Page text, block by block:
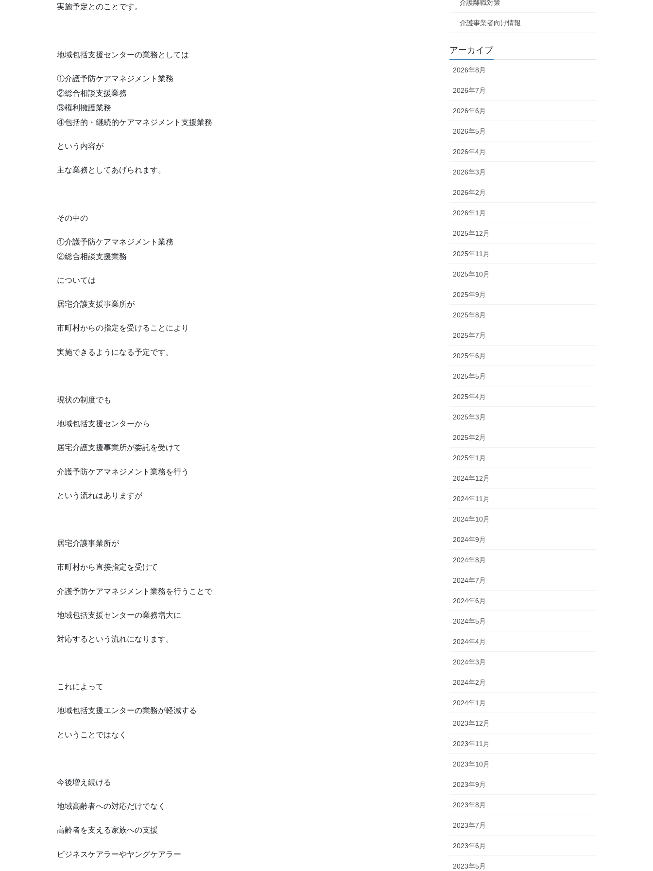
実施予定とのことです。
地域包括支援センターの業務としては
①介護予防ケアマネジメント業務
②総合相談支援業務
③権利擁護業務
④包括的・継続的ケアマネジメント支援業務
という内容が
主な業務としてあげられます。
その中の
①介護予防ケアマネジメント業務
②総合相談支援業務
については
居宅介護支援事業所が
市町村からの指定を受けることにより
実施できるようになる予定です。
現状の制度でも
地域包括支援センターから
居宅介護支援事業所が委託を受けて
介護予防ケアマネジメント業務を行う
という流れはありますが
居宅介護事業所が
市町村から直接指定を受けて
介護予防ケアマネジメント業務を行うことで
地域包括支援センターの業務増大に
対応するという流れになります。
これによって
地域包括支援エンターの業務が軽減する
ということではなく
今後増え続ける
地域高齢者への対応だけでなく
高齢者を支える家族への支援
ビジネスケアラーやヤングケアラー
介護離職対策
介護事業者向け情報
アーカイブ
2026年8月
2026年7月
2026年6月
2026年5月
2026年4月
2026年3月
2026年2月
2026年1月
2025年12月
2025年11月
2025年10月
2025年9月
2025年8月
2025年7月
2025年6月
2025年5月
2025年4月
2025年3月
2025年2月
2025年1月
2024年12月
2024年11月
2024年10月
2024年9月
2024年8月
2024年7月
2024年6月
2024年5月
2024年4月
2024年3月
2024年2月
2024年1月
2023年12月
2023年11月
2023年10月
2023年9月
2023年8月
2023年7月
2023年6月
2023年5月